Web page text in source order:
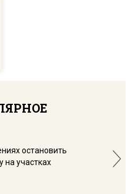
остановить
на участках